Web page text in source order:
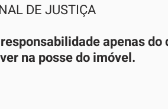
DE JUSTIÇA
apenas do
na posse do imóvel.